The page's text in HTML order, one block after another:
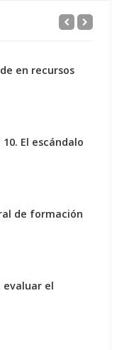
en recursos
El escándalo
de formación
el